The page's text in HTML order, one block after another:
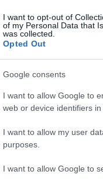
I want to opt-out of
of my Personal Data that
was collected.
Opted Out
Google consents
I want to allow Google to
web or device identifiers in
I want to allow my user
purposes.
I want to allow Google to